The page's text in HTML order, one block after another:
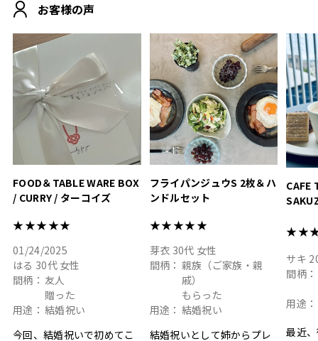
おうちカフェもお洒落にな
って嬉しい𖠚 ⡱
.
#hyacca #結婚祝い
素敵なギフトを
ありがとうございました
#hyacca #結婚祝い
#お祝い #プレゼント
真っ
いい
#結婚
淡色
結婚
色イ
お客様の声
FOOD＆TABLE WARE BOX
/ CURRY / ターコイズ
★★★★★
01/24/2025
はる 30代 女性
間柄： 友人
贈った
用途： 結婚祝い
今回、結婚祝いで初めてこ
フライパンジュウS 2枚＆ハ
ンドルセット
★★★★★
芽衣 30代 女性
間柄： 親族（ご家族・親
戚）
もらった
用途： 結婚祝い
結婚祝いとして姉からプレ
CAFE
サキ
間柄：
用途：
最近